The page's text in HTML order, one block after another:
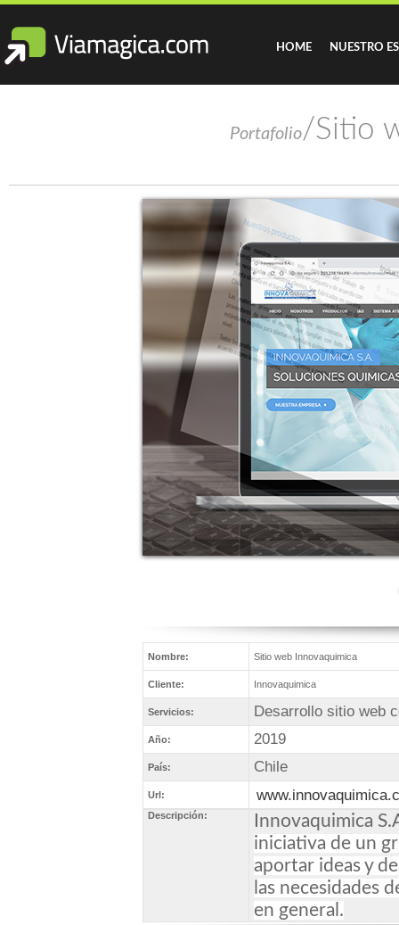
HOME NUESTRO
Portafolio/Sitio
Nombre: Sitio web Innovaquimica
Cliente: Innovaquimica
Servicios: Desarrollo sitio web
Año: 2019
País: Chile
Url:
Descripción:
Innovaquimica
iniciativa de un
aportar ideas y
las necesidades
en general.